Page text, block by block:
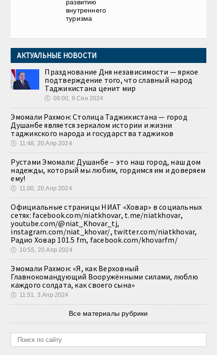
развитию
внутреннего
туризма
АКТУАЛЬНЫЕ НОВОСТИ
Празднование Дня независимости — яркое
подтверждение того, что славный народ
Таджикистана ценит мир
🕔 09:00, 9.Сен 2024
Эмомали Рахмон: Столица Таджикистана — город
Душанбе является зеркалом истории и жизни
таджикского народа и государства таджиков
🕔 11:48, 20.Апр 2024
Рустами Эмомали: Душанбе – это наш город, наш дом
надежды, который мы любим, гордимся им и доверяем
ему!
🕔 11:00, 20.Апр 2024
Официальные страницы НИАТ «Ховар» в социальных
сетях: facebook.com/niatkhovar, t.me/niatkhovar,
youtube.com/@niat_Khovar_tj,
instagram.com/niat_khovar/, twitter.com/niatkhovar,
Радио Ховар 101.5 fm, facebook.com/khovarfm/
🕔 10:55, 20.Апр 2024
Эмомали Рахмон: «Я, как Верховный
Главнокомандующий Вооружёнными силами, люблю
каждого солдата, как своего сына»
🕔 11:51, 3.Апр 2024
Все материалы рубрики